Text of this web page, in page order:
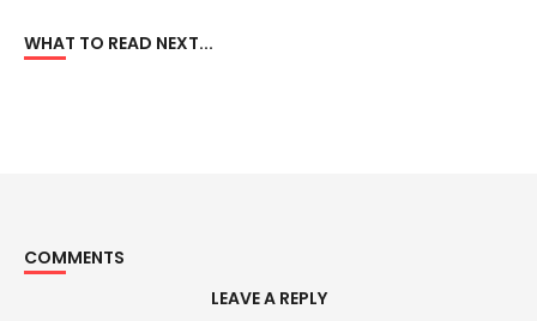
WHAT TO READ NEXT...
COMMENTS
LEAVE A REPLY